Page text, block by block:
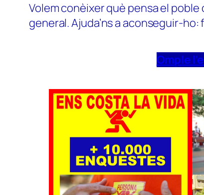
Volem conèixer què pensa el poble
general. Ajuda’ns a aconseguir-
Omple